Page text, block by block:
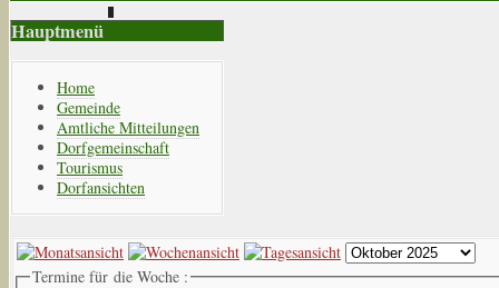
Hauptmenü
Home
Gemeinde
Amtliche Mitteilungen
Dorfgemeinschaft
Tourismus
Dorfansichten
Termine für die Woche :